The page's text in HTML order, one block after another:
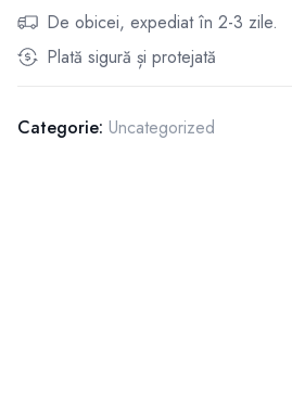
NORD-
VESTIC
AL
ÎNTRE
ANTICHITATEA
De obicei, expediat în 2-3 zile.
Plată sigură și protejată
Categorie: Uncategorized